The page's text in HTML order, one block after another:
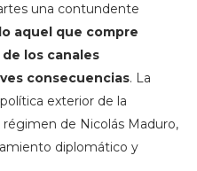
una contundente
aquel que compre
los canales
consecuencias. La
exterior de la
de Nicolás Maduro,
diplomático y